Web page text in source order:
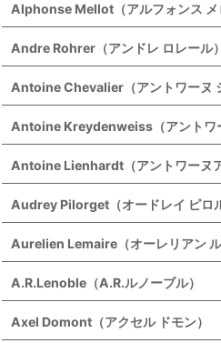
Alphonse Mellot（アルフォンス メ
Andre Rohrer（アンドレ ロレール）
Antoine Chevalier（アントワーヌ
Antoine Kreydenweiss（アントワ
Antoine Lienhardt（アントワーヌ
Audrey Pilorget（オードレイ ピロ
Aurelien Lemaire（オーレリアン ル
A.R.Lenoble（A.R.ルノーブル）
Axel Domont（アクセル ドモン）